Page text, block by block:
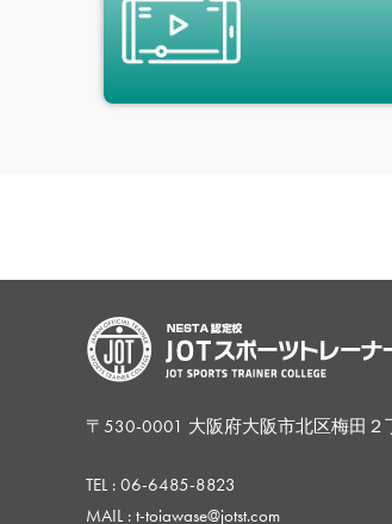
〒530-0001 大阪府大阪市北区梅田
TEL : 06-6485-8823
MAIL : t-toiawase@jotst.com